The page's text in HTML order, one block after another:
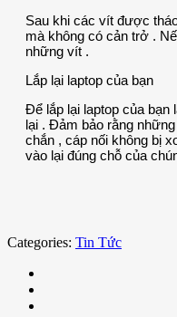
Sau khi các vít được
mà không có cản trở .
những vít .
Lắp lại laptop của bạn
Để lắp lại laptop của
lại . Đảm bảo rằng
chắn , cáp nối không bị
vào lại đúng chỗ của
Categories: Tin Tức